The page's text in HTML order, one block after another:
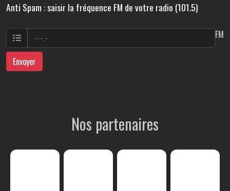
Anti Spam : saisir la fréquence FM de votre radio (101.5)
FM
Envoyer
Nos partenaires